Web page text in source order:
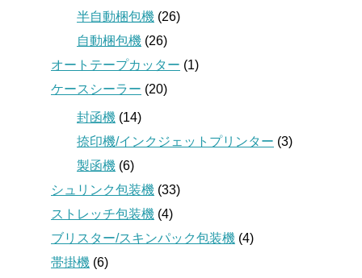
半自動梱包機 (26)
自動梱包機 (26)
オートテープカッター (1)
ケースシーラー (20)
封函機 (14)
捺印機/インクジェットプリンター (3)
製函機 (6)
シュリンク包装機 (33)
ストレッチ包装機 (4)
ブリスター/スキンパック包装機 (4)
帯掛機 (6)